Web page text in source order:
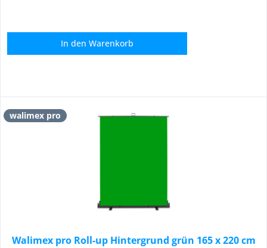
In den Warenkorb
walimex pro
Walimex pro Roll-up Hintergrund grün 165 x 220 cm